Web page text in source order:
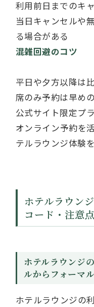
利用前日までのキ
当日キャンセルや
る場合がある
混雑回避のコツ
平日や夕方以降は
席のみ予約は早め
公式サイト限定プ
オンライン予約を
テルラウンジ体験
ホテルラウン
コード・注意点
ホテルラウンジ
ルからフォーマ
ホテルラウンジの